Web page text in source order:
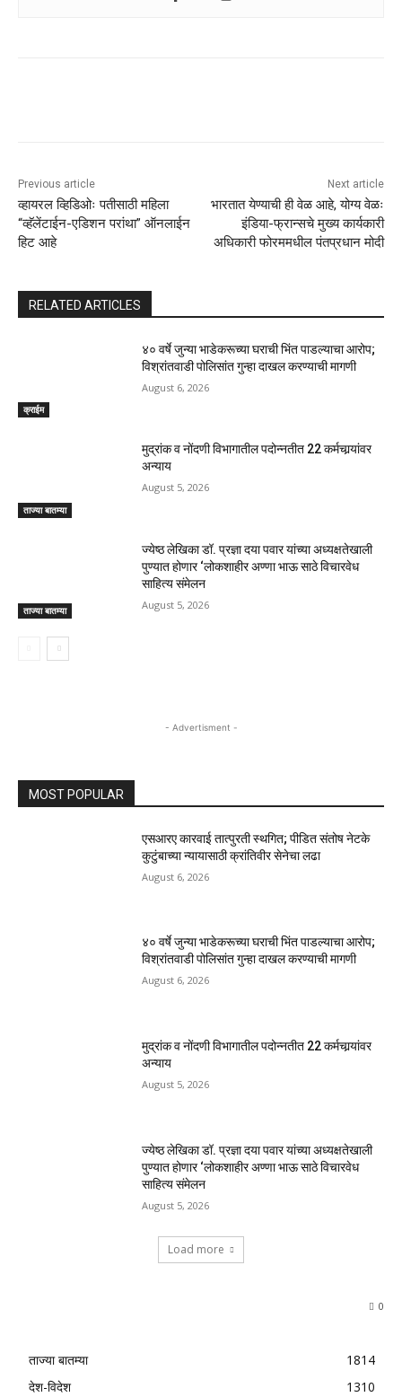
Previous article
व्हायरल व्हिडिओः पतीसाठी महिला
“व्हॅलेंटाईन-एडिशन परांथा” ऑनलाईन
हिट आहे
Next article
भारतात येण्याची ही वेळ आहे, योग्य वेळः
इंडिया-फ्रान्सचे मुख्य कार्यकारी
अधिकारी फोरममधील पंतप्रधान मोदी
RELATED ARTICLES
क्राईम
४० वर्षे जुन्या भाडेकरूच्या घराची भिंत पाडल्याचा आरोप;
विश्रांतवाडी पोलिसांत गुन्हा दाखल करण्याची मागणी
August 6, 2026
ताज्या बातम्या
मुद्रांक व नोंदणी विभागातील पदोन्नतीत 22 कर्मचार्‍यांवर
अन्याय
August 5, 2026
ताज्या बातम्या
ज्येष्ठ लेखिका डॉ. प्रज्ञा दया पवार यांच्या अध्यक्षतेखाली
पुण्यात होणार ‘लोकशाहीर अण्णा भाऊ साठे विचारवेध
साहित्य संमेलन
August 5, 2026
- Advertisment -
MOST POPULAR
एसआरए कारवाई तात्पुरती स्थगित; पीडित संतोष नेटके
कुटुंबाच्या न्यायासाठी क्रांतिवीर सेनेचा लढा
August 6, 2026
४० वर्षे जुन्या भाडेकरूच्या घराची भिंत पाडल्याचा आरोप;
विश्रांतवाडी पोलिसांत गुन्हा दाखल करण्याची मागणी
August 6, 2026
मुद्रांक व नोंदणी विभागातील पदोन्नतीत 22 कर्मचार्‍यांवर
अन्याय
August 5, 2026
ज्येष्ठ लेखिका डॉ. प्रज्ञा दया पवार यांच्या अध्यक्षतेखाली
पुण्यात होणार ‘लोकशाहीर अण्णा भाऊ साठे विचारवेध
साहित्य संमेलन
August 5, 2026
Load more
0
ताज्या बातम्या
1814
देश-विदेश
1310